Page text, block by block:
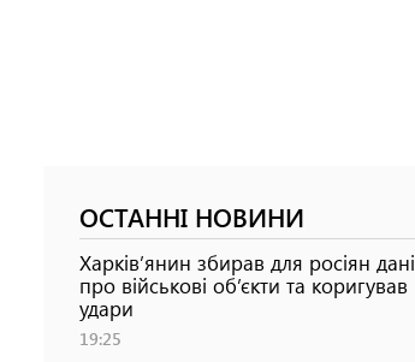
ОСТАННІ НОВИНИ
Харків’янин збирав для росіян дані
про військові об’єкти та коригував
удари
19:25